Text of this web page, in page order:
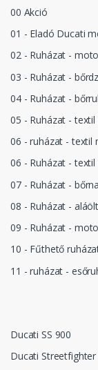
00 Akció
01 - Eladó Ducati
02 - Ruházat -
03 - Ruházat -
04 - Ruházat -
05 - Ruházat -
06 - ruházat - textil
06 - Ruházat -
07 - Ruházat -
08 - Ruházat -
09 - Ruházat -
10 - Fűthető
11 - ruházat -
Ducati SS 900
Ducati Streetfighter